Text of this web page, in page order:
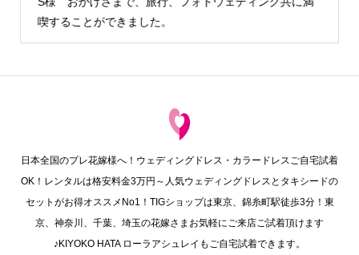
でも写真を撮る…
日本全国のプレ花嫁様へ！ウェディングドレス・カラードレスご自宅試着
OK！レンタルは格安料金3万円～人気ウェディングドレスとタキシードの
セットがお得オススメNo1！TIGショップは東京、錦糸町駅徒歩3分！東
京、神奈川、千葉、埼玉の花嫁さまお気軽にご来店ご試着頂けます
♪KIYOKO HATA ローラアシュレイもご自宅試着できます。